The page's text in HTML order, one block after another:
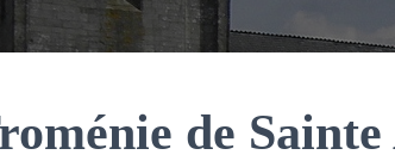
de Sainte